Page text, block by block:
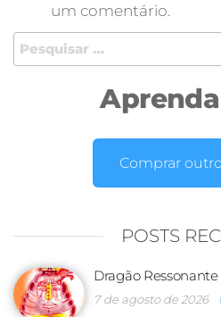
um comentário.
Comprar
POSTS
Dragão Ressonante
7 de agosto de 2026